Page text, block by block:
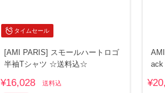
タイムセール
[AMI PARIS] スモールハートロゴ
半袖Tシャツ ☆送料込☆
¥16,028 送料込
ack